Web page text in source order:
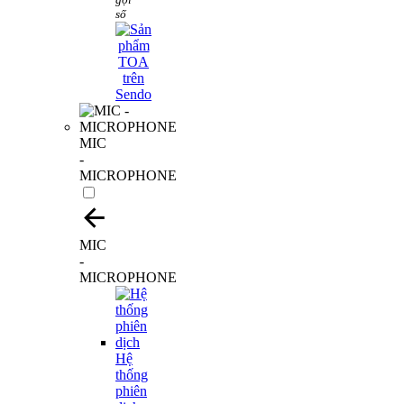
số
MIC
-
MICROPHONE
MIC
-
MICROPHONE
Hệ
thống
phiên